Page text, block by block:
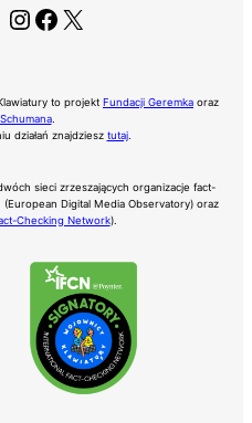
Instagram
Facebook
X
to projekt Fundacji Geremka oraz
.
działań znajdziesz tutaj.
sieci zrzeszających organizacje fact-
(European Digital Media Observatory) oraz
Checking Network).